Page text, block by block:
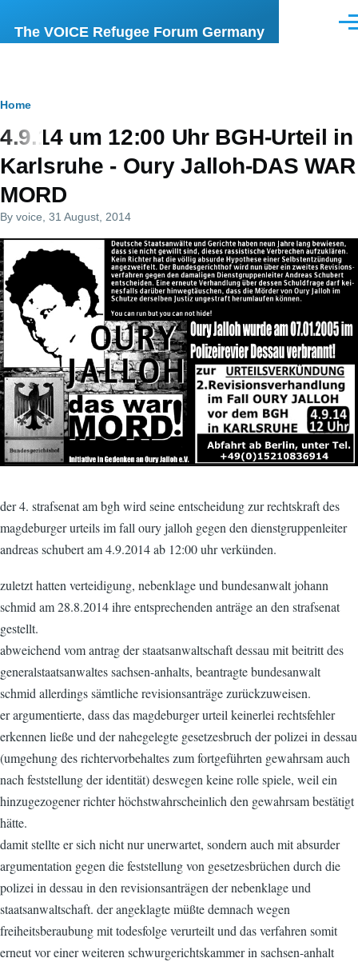
The VOICE Refugee Forum Germany
Breadcrumb
Home
4.9.14 um 12:00 Uhr BGH-Urteil in
Karlsruhe - Oury Jalloh-DAS WAR
MORD
By voice , 31 August, 2014
der 4. strafsenat am bgh wird seine entscheidung zur rechtskraft des
magdeburger urteils im fall oury jalloh gegen den dienstgruppenleiter
andreas schubert am 4.9.2014 ab 12:00 uhr verkünden.
zuletzt hatten verteidigung, nebenklage und bundesanwalt johann
schmid am 28.8.2014 ihre entsprechenden anträge an den strafsenat
gestellt.
abweichend vom antrag der staatsanwaltschaft dessau mit beitritt des
generalstaatsanwaltes sachsen-anhalts, beantragte bundesanwalt
schmid allerdings sämtliche revisionsanträge zurückzuweisen.
er argumentierte, dass das magdeburger urteil keinerlei rechtsfehler
erkennen ließe und der nahegelegte gesetzesbruch der polizei in dessau
(umgehung des richtervorbehaltes zum fortgeführten gewahrsam auch
nach feststellung der identität) deswegen keine rolle spiele, weil ein
hinzugezogener richter höchstwahrscheinlich den gewahrsam bestätigt
hätte.
damit stellte er sich nicht nur unerwartet, sondern auch mit absurder
argumentation gegen die feststellung von gesetzesbrüchen durch die
polizei in dessau in den revisionsanträgen der nebenklage und
staatsanwaltschaft. der angeklagte müßte demnach wegen
freiheitsberaubung mit todesfolge verurteilt und das verfahren somit
erneut vor einer weiteren schwurgerichtskammer in sachsen-anhalt